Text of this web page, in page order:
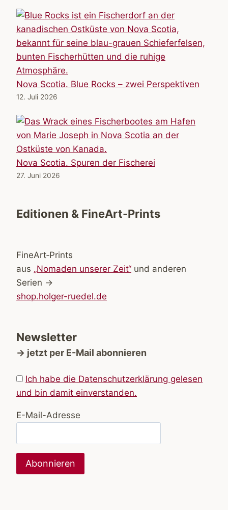
Nova Scotia. Blue Rocks – zwei Perspektiven
12. Juli 2026
Nova Scotia. Spuren der Fischerei
27. Juni 2026
Editionen & FineArt-Prints
FineArt‑Prints
aus „Nomaden unserer Zeit“ und anderen
Serien →
shop.holger-ruedel.de
Newsletter
→ jetzt per E-Mail abonnieren
Ich habe die Datenschutzerklärung gelesen
und bin damit einverstanden.
E-Mail-Adresse